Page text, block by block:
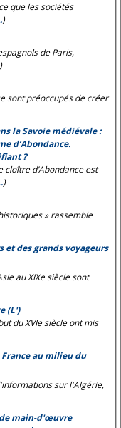
que les sociétés
)
de Paris,
)
sont préoccupés de créer
la Savoie médiévale :
d’Abondance.
?
d’Abondance est
)
» rassemble
des grands voyageurs
au XIXe siècle sont
Asie et les graveurs de la fin du Moyen Âge (L')
du XVIe siècle ont mis
au milieu du
sur l'Algérie,
main-d'œuvre